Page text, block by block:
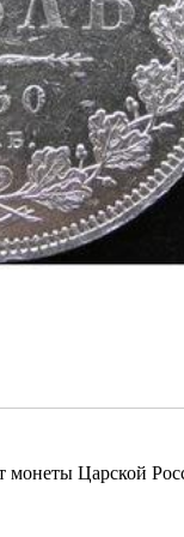
монеты Царской